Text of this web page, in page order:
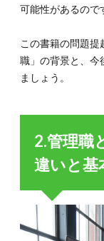
3.3.
化する
企業風
土とリ
モート
4. こ
れか
らの
職に
求め
られ
る新
可能性があるので
この書籍の問題
職」の背景と、今
ましょう。
2.管理職
違いと基